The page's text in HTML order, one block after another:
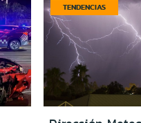
TENDENCIAS